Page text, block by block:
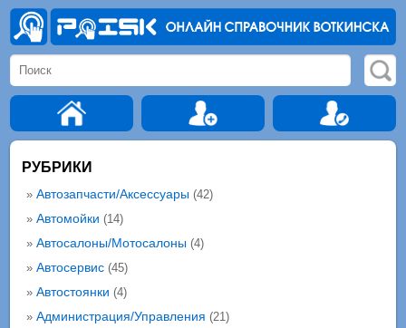
РУБРИКИ
» Автозапчасти/Аксессуары(42)
» Автомойки (14)
» Автосалоны/Мотосалоны(4)
» Автосервис(45)
» Автостоянки (4)
» Администрация/Управления (21)